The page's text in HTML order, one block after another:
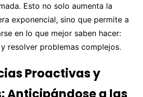
Esto no solo aumenta la
exponencial, sino que permite a
en lo que mejor saben hacer:
resolver problemas complejos.
Proactivas y
Anticipándose a las